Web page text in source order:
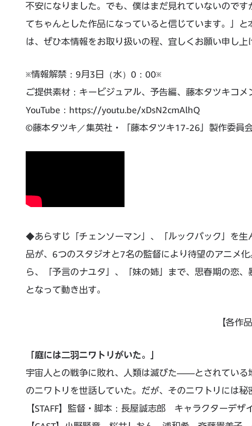
不安になりました。でも、僕はまだ見れていないので
てちゃんとした作品になっていると信じています。」
は、ぜひ本情報をお取り扱いの程、宜しくお願い申し
※情報解禁：9月3日（水）0：00※
ご提供素材：キービジュアル、予告編、藤本タツキコメ
YouTube：https://youtu.be/xDsN2cmAlhQ
©藤本タツキ／集英社・「藤本タツキ17-26」製作委員
◆あらすじ「チェンソーマン」、「ルックバック」を
品が、6つのスタジオと7名の監督により待望のアニメ
ら、「予言のナユタ」、「妹の姉」まで、思春期の恋
となって動き出す。
【各作
「庭には二羽ニワトリがいた。」
宇宙人との戦争に敗れ、人類は滅びた——とされている
のニワトリを世話していた。だが、そのニワトリには秘
【STAFF】監督・脚本：長屋誠志郎 キャラクターデ